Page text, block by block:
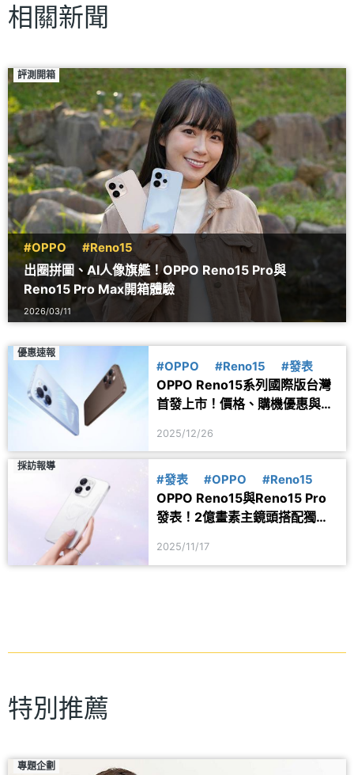
相關新聞
評測開箱
#OPPO #Reno15
出圈拼圖、AI人像旗艦！OPPO Reno15 Pro與
Reno15 Pro Max開箱體驗
2026/03/11
優惠速報
#OPPO #Reno15 #發表
OPPO Reno15系列國際版台灣
首發上市！價格、購機優惠與規
2025/12/26
採訪報導
#發表 #OPPO #Reno15
OPPO Reno15與Reno15 Pro
發表！2億畫素主鏡頭搭配獨特
2025/11/17
特別推薦
專題企劃